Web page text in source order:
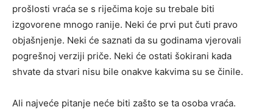
prošlosti vraća se s riječima koje su trebale biti
izgovorene mnogo ranije. Neki će prvi put čuti pravo
objašnjenje. Neki će saznati da su godinama vjerovali
pogrešnoj verziji priče. Neki će ostati šokirani kada
shvate da stvari nisu bile onakve kakvima su se činile.
Ali najveće pitanje neće biti zašto se ta osoba vraća.